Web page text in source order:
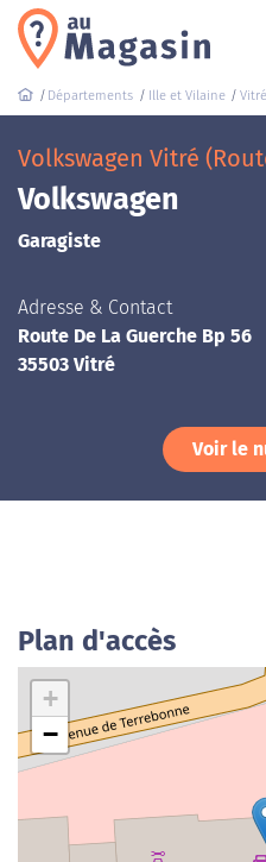
Départements Ille et Vilaine Vitré
Volkswagen Vitré
Volkswagen
Garagiste
Adresse & Contact
Route De La Guerche Bp 56
35503 Vitré
Voir le
Plan d'accès
+
−